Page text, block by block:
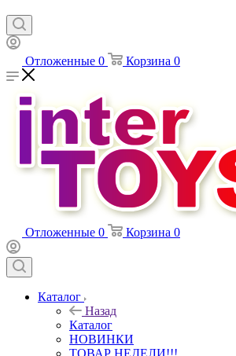
Отложенные 0 Корзина 0
Отложенные 0 Корзина 0
Каталог
Назад
Каталог
НОВИНКИ
ТОВАР НЕДЕЛИ!!!